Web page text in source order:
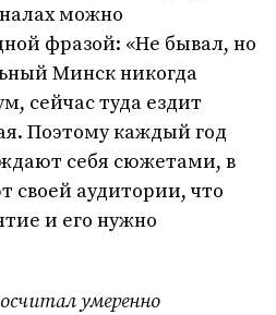
можно
фразой: «Не бывал, но
Минск никогда
сейчас туда ездит
Поэтому каждый год
себя сюжетами, в
своей аудитории, что
и его нужно
умеренно